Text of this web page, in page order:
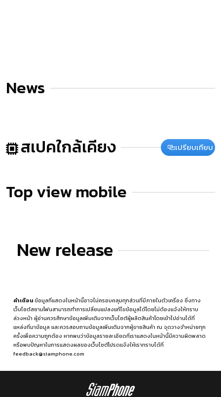
News
สเปคใกล้เคียง เปรียบเทียบ
Top view mobile
New release
คำเตือนข้อมูลที่แสดงในหน้านี้อาจไม่ครอบคลุมทุกส่วนที่มีภายในตัวเครื่อง ซึ่งทาง
เว็บไซต์สยามโฟนสามารถทำการเปลี่ยนแปลงแก้ไขข้อมูลได้โดยไม่ต้องแจ้งให้ทราบ
ล่วงหน้า ผู้อ่านควรศึกษาข้อมูลเพิ่มเติมจากเว็บไซต์ผู้ผลิตสินค้าโดยเข้าไปอ่านได้ที่
แหล่งที่มาข้อมูล และควรสอบถามข้อมูลเพิ่มเติมจากผู้ขายสินค้า ณ จุดวางจำหน่ายทุก
ครั้งเพื่อความถูกต้อง หากพบว่าข้อมูลรายละเอียดที่เราแสดงในหน้านี้มีความผิดพลาด
หรือพบปัญหาในการแสดงผลของเว็บไซต์โปรดแจ้งให้เราทราบได้ที่
feedback@siamphone.com